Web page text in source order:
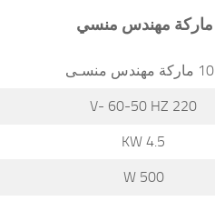
مهندس منسـى
220 V- 60-50 HZ
4.5 KW
500 W